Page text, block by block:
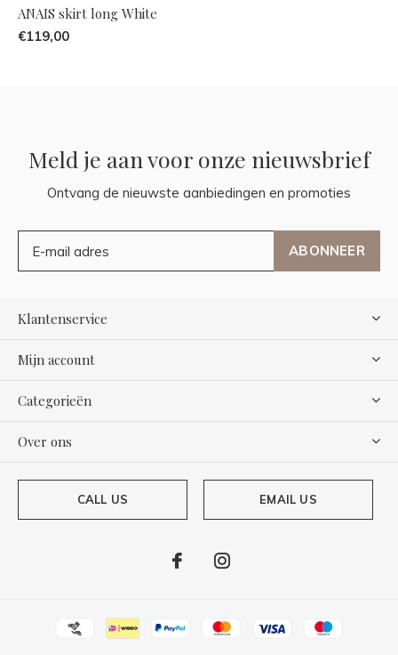
ANAIS skirt long White
€119,00
Meld je aan voor onze nieuwsbrief
Ontvang de nieuwste aanbiedingen en promoties
ABONNEER
Klantenservice
Mijn account
Categorieën
Over ons
CALL US EMAIL US